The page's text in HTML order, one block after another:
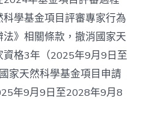
學基金項目評審專家行為
》相關條款，撤消國家天
格3年（2025年9月9日至
家天然科學基金項目申請
年9月9日至2028年9月8